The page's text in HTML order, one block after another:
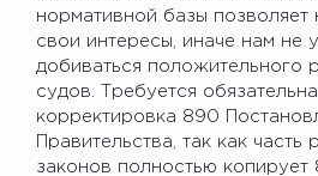
нормативной базы позволяет
свои интересы, иначе нам не
добиваться положительного
судов. Требуется
корректировка 890
Правительства, так как часть
законов полностью копирует